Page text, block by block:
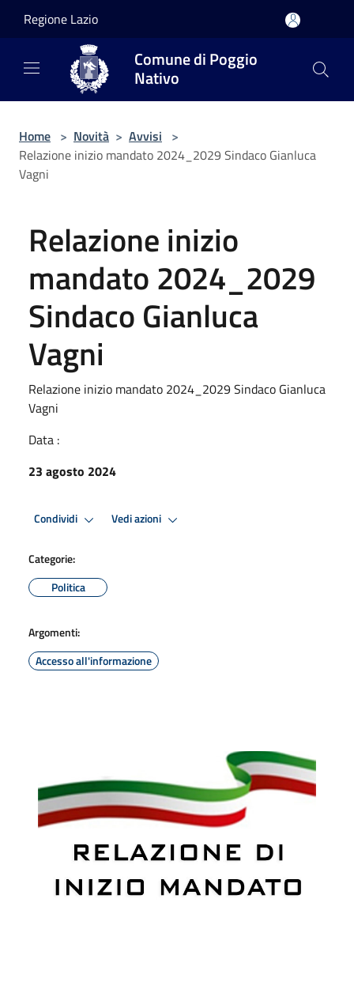
Regione Lazio
Comune di Poggio
Nativo
Home > Novità > Avvisi >
Relazione inizio mandato 2024_2029 Sindaco Gianluca
Vagni
Relazione inizio
mandato 2024_2029
Sindaco Gianluca
Vagni
Relazione inizio mandato 2024_2029 Sindaco Gianluca
Vagni
Data :
23 agosto 2024
Condividi Vedi azioni
Categorie:
Politica
Argomenti:
Accesso all'informazione